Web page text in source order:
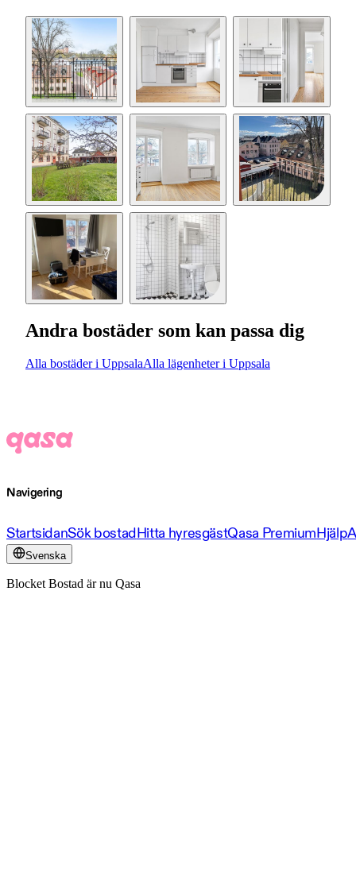
Andra bostäder som kan passa dig
Alla bostäder i UppsalaAlla lägenheter i Uppsala
Navigering
StartsidanSök bostadHitta hyresgästQasa PremiumHjälp
Svenska
Blocket Bostad är nu Qasa